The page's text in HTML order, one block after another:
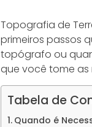
Topografia de
primeiros passos
topógrafo ou
que você tome as
Tabela de
Quando é